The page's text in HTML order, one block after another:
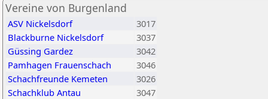
Vereine von Burgenland
ASV Nickelsdorf
3017
Blackburne Nickelsdorf
3037
Güssing Gardez
3042
Pamhagen Frauenschach
3046
Schachfreunde Kemeten
3026
Schachklub Antau
3047